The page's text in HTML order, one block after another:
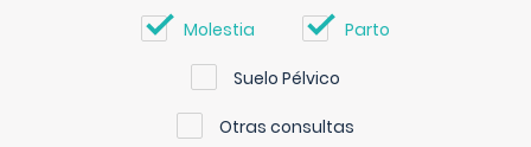
Molestia Parto
Suelo Pélvico
Otras consultas